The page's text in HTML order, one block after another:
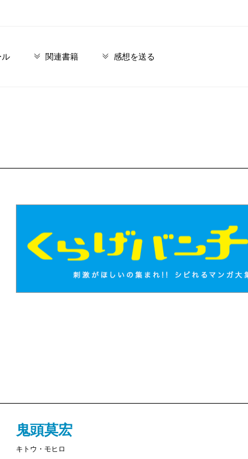
ル 関連書籍 感想を送る
鬼頭莫宏
キトウ・モヒロ